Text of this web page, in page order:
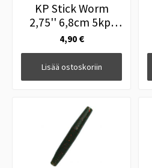
KP Stick Worm
2,75'' 6,8cm 5kpl
071
4,90 €
Lisää ostoskoriin